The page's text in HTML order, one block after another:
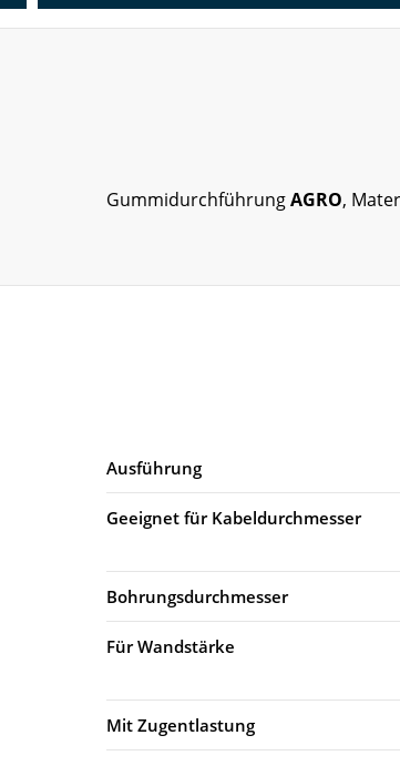
GummidurchführungAGRO,
Ausführung
Geeignet für Kabeldurchmesser
Bohrungsdurchmesser
Für Wandstärke
Mit Zugentlastung